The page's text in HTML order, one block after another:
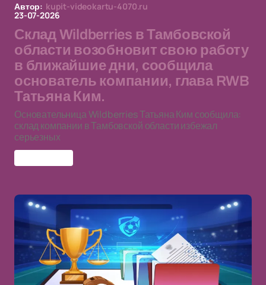
Автор: kupit-videokartu-4070.ru
23-07-2026
Склад Wildberries в Тамбовской
области возобновит свою работу
в ближайшие дни, сообщила
основатель компании, глава RWB
Татьяна Ким.
Основательница Wildberries Татьяна Ким сообщила:
склад компании в Тамбовской области избежал
серьезных